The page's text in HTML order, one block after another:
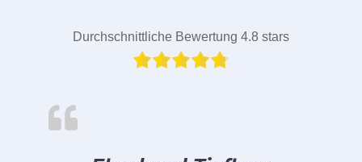
Durchschnittliche Bewertung 4.8 stars